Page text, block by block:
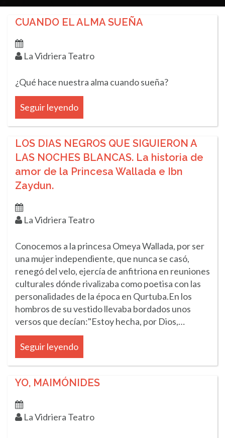
CUANDO EL ALMA SUEÑA
La Vidriera Teatro
¿Qué hace nuestra alma cuando sueña?
Seguir leyendo
LOS DIAS NEGROS QUE SIGUIERON A
LAS NOCHES BLANCAS. La historia de
amor de la Princesa Wallada e Ibn
Zaydun.
La Vidriera Teatro
Conocemos a la princesa Omeya Wallada, por ser
una mujer independiente, que nunca se casó,
renegó del velo, ejercía de anfitriona en reuniones
culturales dónde rivalizaba como poetisa con las
personalidades de la época en Qurtuba.En los
hombros de su vestido llevaba bordados unos
versos que decían:"Estoy hecha, por Dios,…
Seguir leyendo
YO, MAIMÓNIDES
La Vidriera Teatro